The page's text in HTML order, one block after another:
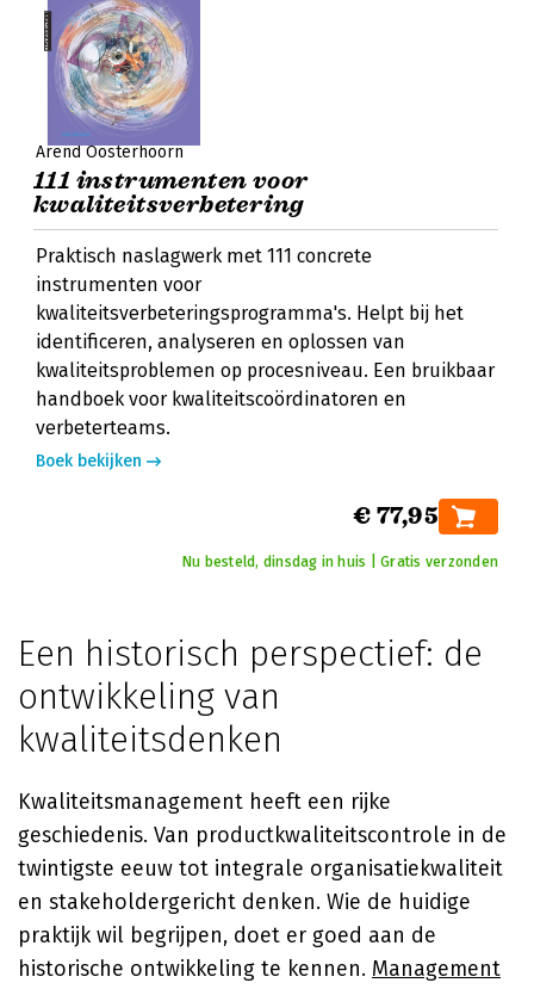
Arend Oosterhoorn
111 instrumenten voor
kwaliteitsverbetering
Praktisch naslagwerk met 111 concrete
instrumenten voor
kwaliteitsverbeteringsprogramma's. Helpt bij het
identificeren, analyseren en oplossen van
kwaliteitsproblemen op procesniveau. Een bruikbaar
handboek voor kwaliteitscoördinatoren en
verbeterteams.
Boek bekijken
€ 77,95
Nu besteld, dinsdag in huis | Gratis verzonden
Een historisch perspectief: de
ontwikkeling van
kwaliteitsdenken
Kwaliteitsmanagement heeft een rijke
geschiedenis. Van productkwaliteitscontrole in de
twintigste eeuw tot integrale organisatiekwaliteit
en stakeholdergericht denken. Wie de huidige
praktijk wil begrijpen, doet er goed aan de
historische ontwikkeling te kennen. Management